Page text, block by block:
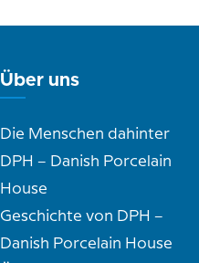
Über uns
Die Menschen dahinter
DPH – Danish Porcelain
House
Geschichte von DPH –
Danish Porcelain House